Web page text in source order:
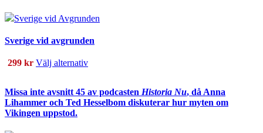
Sverige vid avgrunden
299 kr Välj alternativDen
produkten
har
Missa inte avsnitt 45 av podcasten Historia Nu, då Anna
Lihammer och Ted Hesselbom diskuterar hur myten om
Vikingen uppstod.